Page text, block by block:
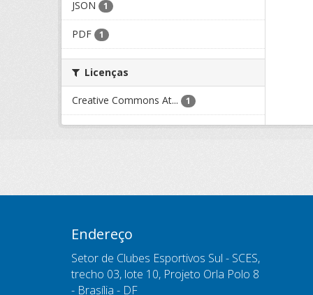
JSON 1
PDF 1
Licenças
Creative Commons At... 1
Endereço
Setor de Clubes Esportivos Sul - SCES,
trecho 03, lote 10, Projeto Orla Polo 8
- Brasília - DF